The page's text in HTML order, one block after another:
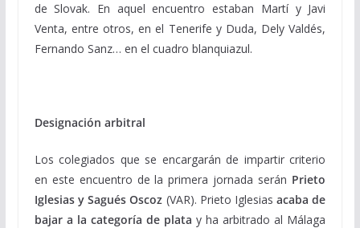
de Slovak. En aquel encuentro estaban Martí y Javi
Venta, entre otros, en el Tenerife y Duda, Dely Valdés,
Fernando Sanz… en el cuadro blanquiazul.
Designación arbitral
Los colegiados que se encargarán de impartir criterio
en este encuentro de la primera jornada serán Prieto
Iglesias y Sagués Oscoz (VAR). Prieto Iglesiasacaba de
bajar a la categoría de plata y ha arbitrado al Málaga